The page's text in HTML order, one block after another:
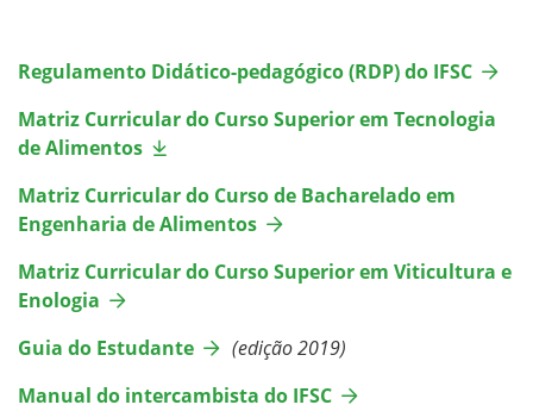
Regulamento Didático-pedagógico (RDP) do IFSC
Matriz Curricular do Curso Superior em Tecnologia
de Alimentos
Matriz Curricular do Curso de Bacharelado em
Engenharia de Alimentos
Matriz Curricular do Curso Superior em Viticultura e
Enologia
Guia do Estudante
(edição 2019)
Manual do intercambista do IFSC